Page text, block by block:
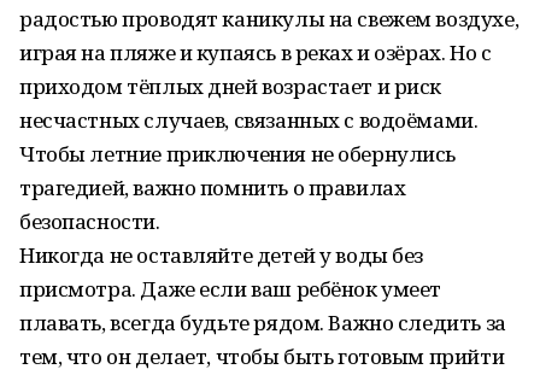
радостью проводят каникулы на свежем воздухе,
играя на пляже и купаясь в реках и озёрах. Но с
приходом тёплых дней возрастает и риск
несчастных случаев, связанных с водоёмами.
Чтобы летние приключения не обернулись
трагедией, важно помнить о правилах
безопасности.
Никогда не оставляйте детей у воды без
присмотра. Даже если ваш ребёнок умеет
плавать, всегда будьте рядом. Важно следить за
тем, что он делает, чтобы быть готовым прийти